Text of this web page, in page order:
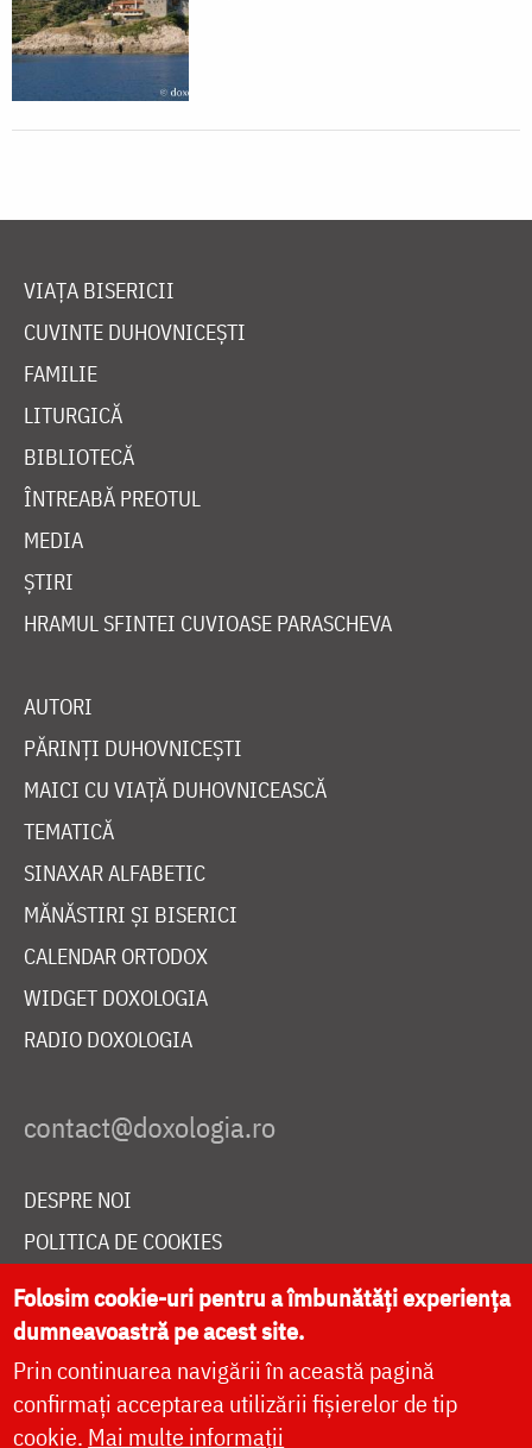
VIAȚA BISERICII
CUVINTE DUHOVNICEȘTI
FAMILIE
LITURGICĂ
BIBLIOTECĂ
ÎNTREABĂ PREOTUL
MEDIA
ȘTIRI
HRAMUL SFINTEI CUVIOASE PARASCHEVA
AUTORI
PĂRINȚI DUHOVNICEȘTI
MAICI CU VIAȚĂ DUHOVNICEASCĂ
TEMATICĂ
SINAXAR ALFABETIC
MĂNĂSTIRI ȘI BISERICI
CALENDAR ORTODOX
WIDGET DOXOLOGIA
RADIO DOXOLOGIA
DESPRE NOI
POLITICA DE COOKIES
DONEAZĂ ONLINE PENTRU CATEDRALA NAȚIONALĂ
LIVE
Folosim cookie-uri pentru a îmbunătăți experiența
dumneavoastră pe acest site.
Prin continuarea navigării în această pagină
confirmați acceptarea utilizării fișierelor de tip
cookie. Mai multe informații